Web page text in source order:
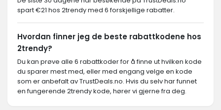
spart €21 hos 2trendy med 6 forskjellige rabatter.
Hvordan finner jeg de beste rabattkodene hos
2trendy?
Du kan prøve alle 6 rabattkoder for å finne ut hvilken kode
du sparer mest med, eller med engang velge en kode
som er anbefalt av TrustDeals.no. Hvis du selv har funnet
en fungerende 2trendy kode, hører vi gjerne fra deg.